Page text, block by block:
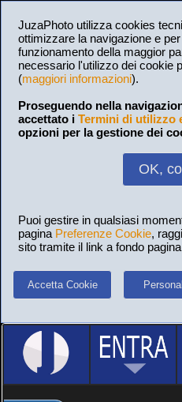
JuzaPhoto utilizza cookies
ottimizzare la navigazione e
funzionamento della maggior
necessario l'utilizzo dei cookie
(maggiori informazioni).
Proseguendo nella
accettato i Termini di utilizzo
opzioni per la gestione dei
OK,
Puoi gestire in qualsiasi
pagina Preferenze Cookie,
sito tramite il link a fondo
Accetta Cookie